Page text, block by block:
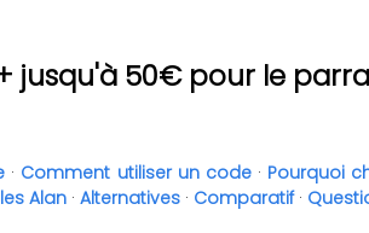
jusqu'à 50€ pour le
· Comment utiliser un code· Pourquoi
Alan · Alternatives · Comparatif·